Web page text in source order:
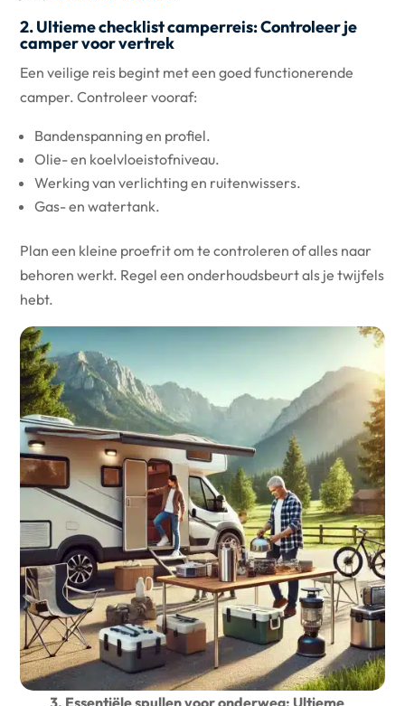
2. Ultieme checklist camperreis: Controleer je
camper voor vertrek
Een veilige reis begint met een goed functionerende
camper. Controleer vooraf:
Bandenspanning en profiel.
Olie- en koelvloeistofniveau.
Werking van verlichting en ruitenwissers.
Gas- en watertank.
Plan een kleine proefrit om te controleren of alles naar
behoren werkt. Regel een onderhoudsbeurt als je twijfels
hebt.